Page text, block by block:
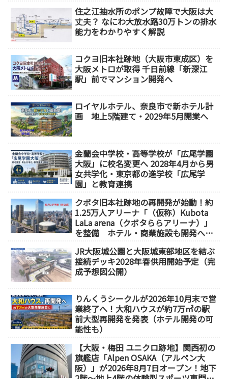
住之江抽水所のポンプ故障で大阪は大
丈夫？ なにわ大放水路30万トンの排水
能力をわかりやすく解説
コクヨ旧本社跡地（大阪市東成区）を
大阪メトロが取得 千日前線「新深江
駅」前でマンション開発へ
ロイヤルホテル、奈良市で新ホテル計
画 地上5階建て・2029年5月開業へ
金蘭会中学校・高等学校が「広尾学園
大阪」に校名変更へ 2028年4月から男
女共学化・東京都の進学校「広尾学
園」と教育連携
クボタ旧本社跡地の再開発が始動！約
1.25万人アリーナ「（仮称）Kubota
LaLa arena（クボタららアリーナ）」
を整備 ホテル・商業施設も開発へ
JR大阪城公園と大阪城東部地区を結ぶ
接続デッキ2028年春供用開始予定（完
成予想図公開）
りんくうシークルが2026年10月末で営
業終了へ！大和ハウスが約7万㎡の駅
前大型再開発を発表（ホテル開発の可
能性も）
【大阪・梅田 ユニクロ跡地】関西初の
旗艦店「Alpen OSAKA（アルペン大
阪）」が2026年8月7日オープン！地下